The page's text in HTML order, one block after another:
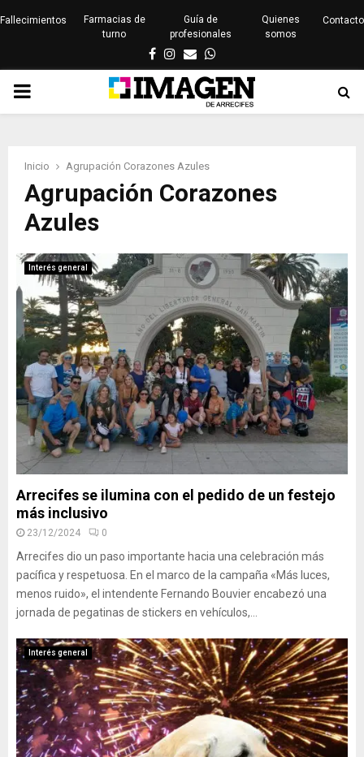
Fallecimientos
Farmacias de
turno
Guía de
profesionales
Quienes
somos
Contacto
Facebook
Instagram
EmailWhatsapp
PRIMARY
Inicio Agrupación Corazones Azules
Agrupación Corazones
Azules
Interés general
Arrecifes se ilumina con el pedido de un festejo
más inclusivo
23/12/2024 0
Arrecifes dio un paso importante hacia una celebración más
pacífica y respetuosa. En el marco de la campaña «Más luces,
menos ruido», el intendente Fernando Bouvier encabezó una
jornada de pegatinas de stickers en vehículos,...
Interés general